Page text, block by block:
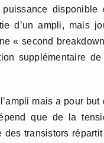
disponible
d’un ampli, mais
« second
supplémentaire
mais a pour but
que de la
des transistors